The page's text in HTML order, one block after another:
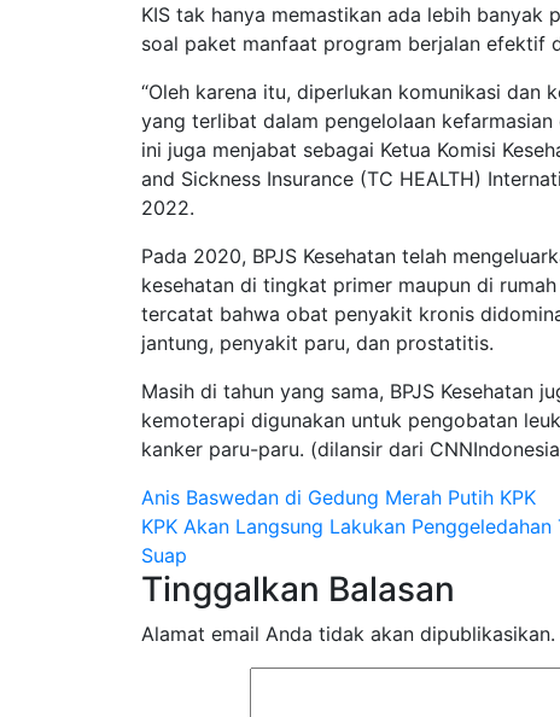
KIS tak hanya memastikan ada lebih banyak
soal paket manfaat program berjalan efektif
“Oleh karena itu, diperlukan komunikasi dan
yang terlibat dalam pengelolaan
ini juga menjabat sebagai Ketua Komisi
and Sickness Insurance (TC HEALTH)
2022.
Pada 2020, BPJS Kesehatan telah
kesehatan di tingkat primer maupun di
tercatat bahwa obat penyakit kronis
jantung, penyakit paru, dan prostatitis.
Masih di tahun yang sama, BPJS Kesehatan
kemoterapi digunakan untuk pengobatan
kanker paru-paru. (dilansir dari
Navigasi
pos
Anis Baswedan di Gedung Merah Putih KPK
KPK Akan Langsung Lakukan
Suap
Tinggalkan Balasan
Alamat email Anda tidak akan dipublikasikan.